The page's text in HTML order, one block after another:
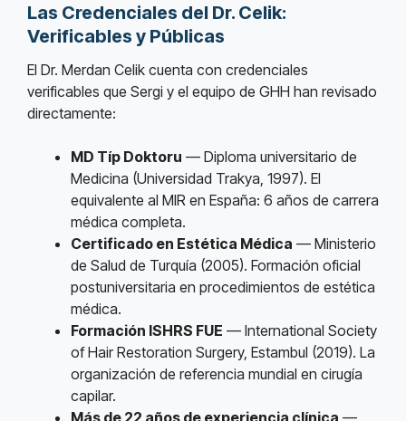
Las Credenciales del Dr. Celik:
Verificables y Públicas
El Dr. Merdan Celik cuenta con credenciales
verificables que Sergi y el equipo de GHH han revisado
directamente:
MD Típ Doktoru — Diploma universitario de
Medicina (Universidad Trakya, 1997). El
equivalente al MIR en España: 6 años de carrera
médica completa.
Certificado en Estética Médica — Ministerio
de Salud de Turquía (2005). Formación oficial
postuniversitaria en procedimientos de estética
médica.
Formación ISHRS FUE — International Society
of Hair Restoration Surgery, Estambul (2019). La
organización de referencia mundial en cirugía
capilar.
Más de 22 años de experiencia clínica —